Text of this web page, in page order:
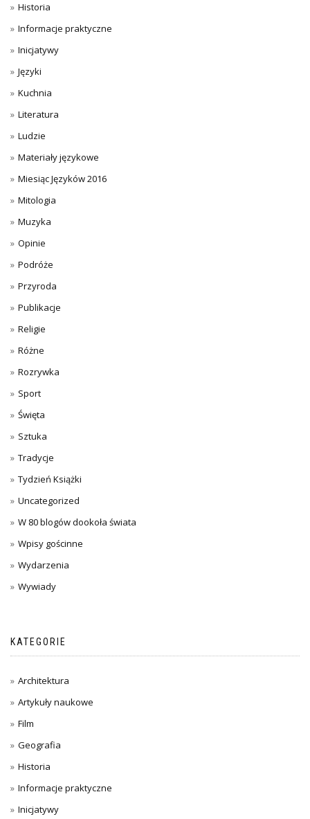
Historia
Informacje praktyczne
Inicjatywy
Języki
Kuchnia
Literatura
Ludzie
Materiały językowe
Miesiąc Języków 2016
Mitologia
Muzyka
Opinie
Podróże
Przyroda
Publikacje
Religie
Różne
Rozrywka
Sport
Święta
Sztuka
Tradycje
Tydzień Książki
Uncategorized
W 80 blogów dookoła świata
Wpisy gościnne
Wydarzenia
Wywiady
KATEGORIE
Architektura
Artykuły naukowe
Film
Geografia
Historia
Informacje praktyczne
Inicjatywy